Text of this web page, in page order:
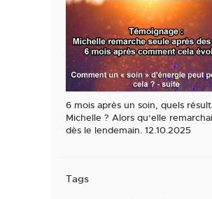
6 mois après un soin, quels
Michelle ? Alors qu’elle
dès le lendemain. 12.10.2025
Tags